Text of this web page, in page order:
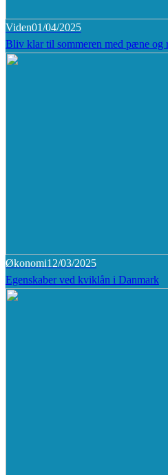
Viden01/04/2025
Bliv klar til sommeren med pæne og
Økonomi12/03/2025
Egenskaber ved kviklån i Danmark